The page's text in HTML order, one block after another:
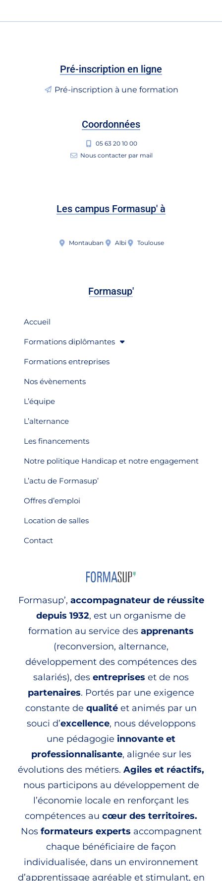
Formasup’, accompagnateur de réussite
depuis 1932, est un organisme de
formation au service des apprenants
(reconversion, alternance,
développement des compétences des
salariés), des entreprises et de nos
partenaires. Portés par une exigence
constante de qualité et animés par un
souci d’excellence, nous développons
une pédagogie innovante et
professionnalisante, alignée sur les
évolutions des métiers. Agiles et réactifs,
nous participons au développement de
l’économie locale en renforçant les
compétences au cœur des territoires.
Nos formateurs experts accompagnent
chaque bénéficiaire de façon
individualisée, dans un environnement
d’apprentissage agréable et stimulant, en
Formasup'
Accueil
Formations diplômantes
Formations entreprises
Nos évènements
L’équipe
L’alternance
Les financements
Notre politique Handicap et notre engagement
L’actu de Formasup’
Offres d’emploi
Location de salles
Contact
Pré-inscription en ligne
Pré-inscription à une formation
Coordonnées
05 63 20 10 00
Nous contacter par mail
Les campus Formasup' à
Montauban Albi Toulouse